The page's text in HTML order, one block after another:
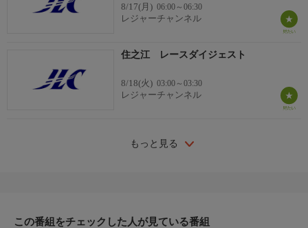
8/17(月) 06:00～06:30
レジャーチャンネル
住之江 レースダイジェスト
8/18(火) 03:00～03:30
レジャーチャンネル
もっと見る
この番組をチェックした人が見ている番組